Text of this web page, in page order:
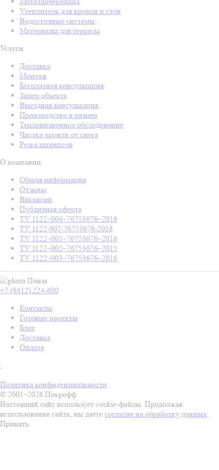
Утеплитель для кровли и стен
Водосточные системы
Материалы для террасы
Услуги
Доставка
Монтаж
Бесплатная консультация
Замер объекта
Выездная консультация
Производство в размер
Тепловизионное обследование
Чистка кровли от снега
Резка штрипсов
О компании
Общая информация
Отзывы
Вакансии
Публичная оферта
ТУ 1122–004–76753676–2016
ТУ 1122-007-76753676-2018
ТУ 1122–005–76753676–2016
ТУ 1122–002–76753676–2015
ТУ 1122–003–76753676–2016
Пенза
+7 (8412) 224-680
Контакты
Готовые проекты
Блог
Доставка
Оплата
Политика конфиденциальности
© 2001–2026 Покрофф
Настоящий сайт использует cookie-файлы. Продолжая
использование сайта, вы даёте согласие на обработку данных .
Принять